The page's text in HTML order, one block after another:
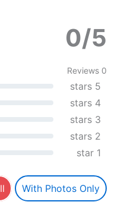
0/5
0 Reviews
5 stars
4 stars
3 stars
2 stars
1 star
With Photos Only